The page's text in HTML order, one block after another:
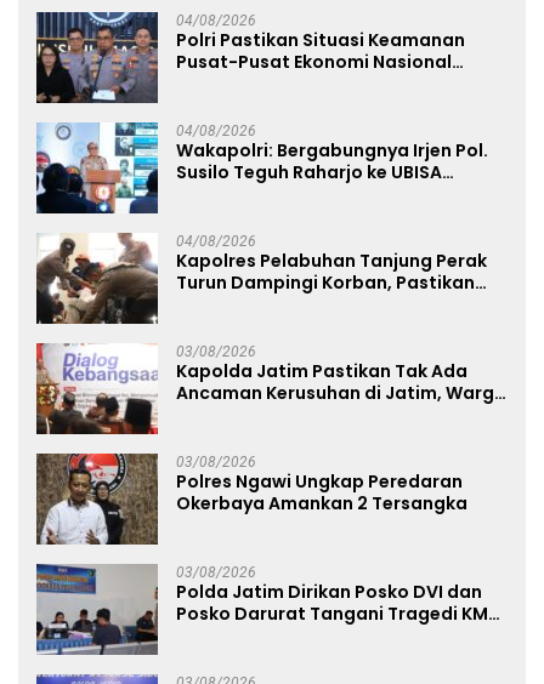
04/08/2026
Polri Pastikan Situasi Keamanan
Pusat-Pusat Ekonomi Nasional
04/08/2026
Wakapolri: Bergabungnya Irjen Pol.
Susilo Teguh Raharjo ke UBISA
04/08/2026
Kapolres Pelabuhan Tanjung Perak
Turun Dampingi Korban, Pastikan
03/08/2026
Kapolda Jatim Pastikan Tak Ada
Ancaman Kerusuhan di Jatim, Warga
03/08/2026
Polres Ngawi Ungkap Peredaran
Okerbaya Amankan 2 Tersangka
03/08/2026
Polda Jatim Dirikan Posko DVI dan
Posko Darurat Tangani Tragedi KMP